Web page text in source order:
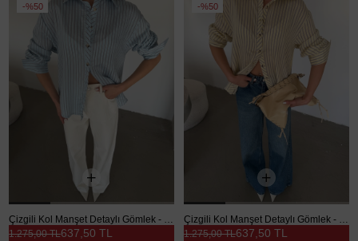
%50
Çizgili Kol Manşet Detaylı Gömlek - Mavi
637,50 TL
1.275,00 TL
%50
Çizgili Kol Manşet Detaylı Gömlek - Sarı
637,50 TL
1.275,00 TL